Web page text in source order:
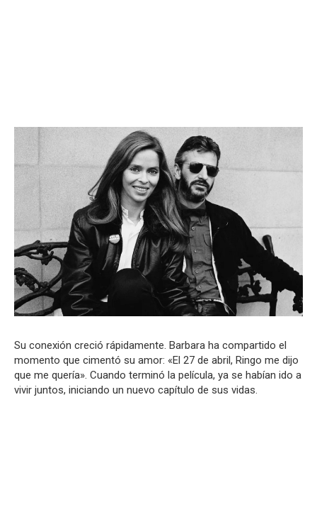
Su conexión creció rápidamente. Barbara ha compartido el
momento que cimentó su amor: «El 27 de abril, Ringo me dijo
que me quería». Cuando terminó la película, ya se habían ido a
vivir juntos, iniciando un nuevo capítulo de sus vidas.